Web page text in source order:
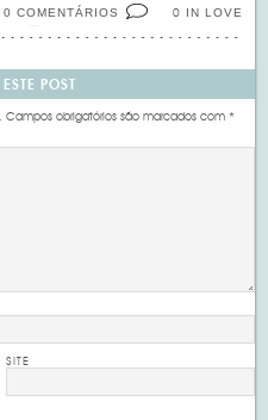
0 IN LOVE
0 COMENTÁRIOS
POST
Campos obrigatórios são marcados com*
SITE